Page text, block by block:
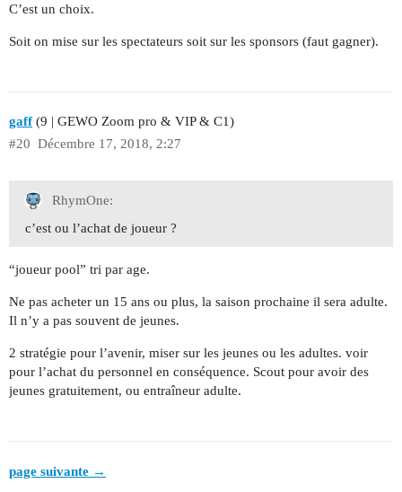
C’est un choix.
Soit on mise sur les spectateurs soit sur les sponsors (faut gagner).
gaff(9 | GEWO Zoom pro & VIP & C1)
Décembre 17, 2018, 2:27
#20
RhymOne:
c’est ou l’achat de joueur ?
“joueur pool” tri par age.
Ne pas acheter un 15 ans ou plus, la saison prochaine il sera adulte.
Il n’y a pas souvent de jeunes.
2 stratégie pour l’avenir, miser sur les jeunes ou les adultes. voir
pour l’achat du personnel en conséquence. Scout pour avoir des
jeunes gratuitement, ou entraîneur adulte.
page suivante →